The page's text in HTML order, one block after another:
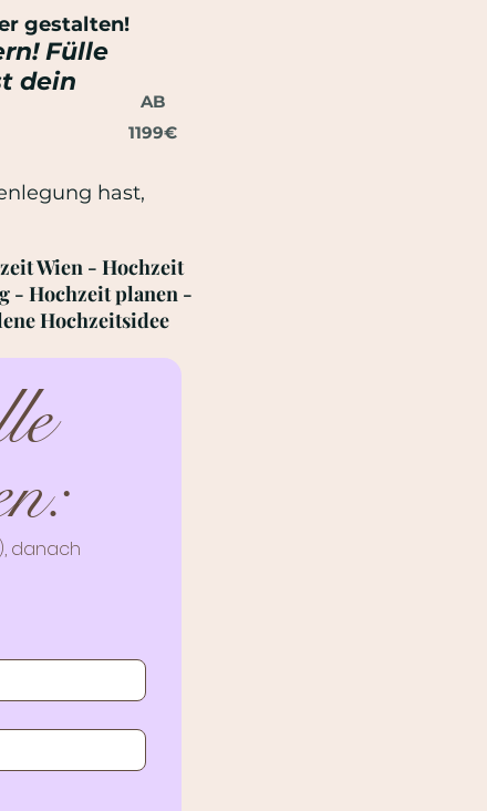
gestalten!
Fülle
dein
hast,
Wien - Hochzeit
- Hochzeit planen -
Hochzeitsidee
AB
1199€
danach